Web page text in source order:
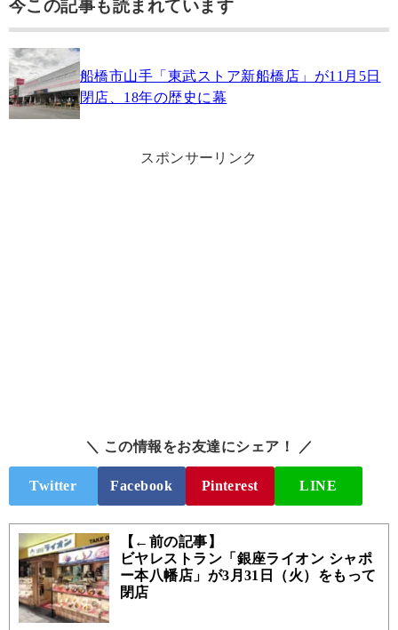
今この記事も読まれています
船橋市山手「東武ストア新船橋店」が11月5日
閉店、18年の歴史に幕
スポンサーリンク
＼ この情報をお友達にシェア！ ／
Twitter Facebook Pinterest LINE
【←前の記事】
ビヤレストラン「銀座ライオン シャポ
ー本八幡店」が3月31日（火）をもって
閉店